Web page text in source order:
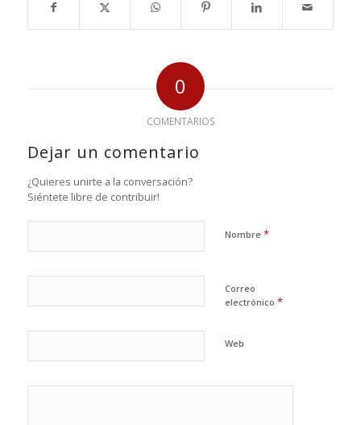
0
COMENTARIOS
Dejar un comentario
¿Quieres unirte a la conversación?
Siéntete libre de contribuir!
Nombre *
Correo
electrónico *
Web